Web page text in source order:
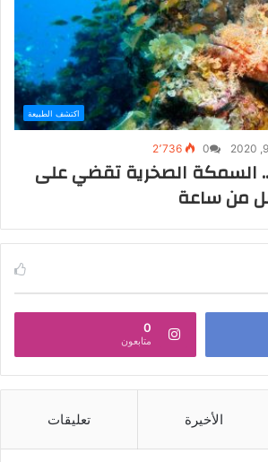
اكتشف الطبيعة
0 2٬736
السمكة الصخرية تقضي على
من ساعة
0
متابعون
الأخيرة تعليقات